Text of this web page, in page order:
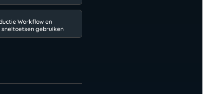
Workflow en
sneltoetsen gebruiken